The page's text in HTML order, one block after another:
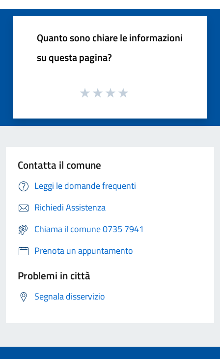
Quanto sono chiare le informazioni
su questa pagina?
Contatta il comune
Leggi le domande frequenti
Richiedi Assistenza
Chiama il comune 0735 7941
Prenota un appuntamento
Problemi in città
Segnala disservizio